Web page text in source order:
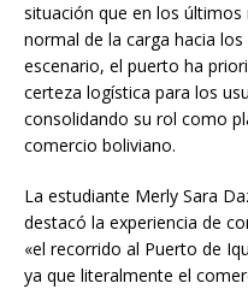
situación que en los
normal de la carga hacia
escenario, el puerto ha
certeza logística para los
consolidando su rol como
comercio boliviano.
La estudiante Merly Sara
destacó la experiencia de
«el recorrido al Puerto de
ya que literalmente el